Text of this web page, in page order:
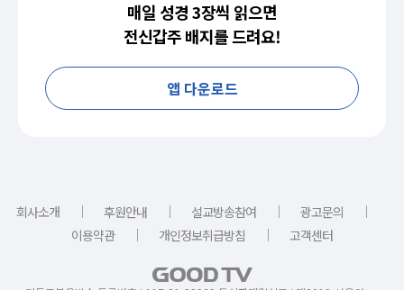
매일 성경 3장씩 읽으면
전신갑주 배지를 드려요!
앱 다운로드
회사소개 ｜ 후원안내 ｜ 설교방송참여 ｜ 광고문의
｜
이용약관
｜ 개인정보취급방침 ｜ 고객센터